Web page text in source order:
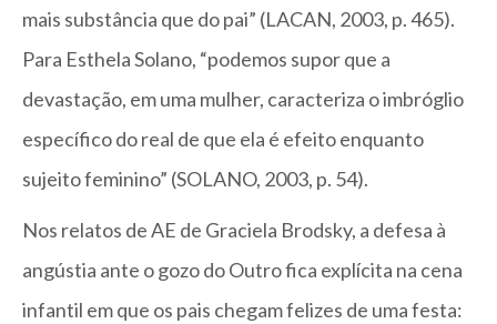
mais substância que do pai” (LACAN, 2003, p. 465).
Para Esthela Solano, “podemos supor que a
devastação, em uma mulher, caracteriza o imbróglio
específico do real de que ela é efeito enquanto
sujeito feminino” (SOLANO, 2003, p. 54).
Nos relatos de AE de Graciela Brodsky, a defesa à
angústia ante o gozo do Outro fica explícita na cena
infantil em que os pais chegam felizes de uma festa: